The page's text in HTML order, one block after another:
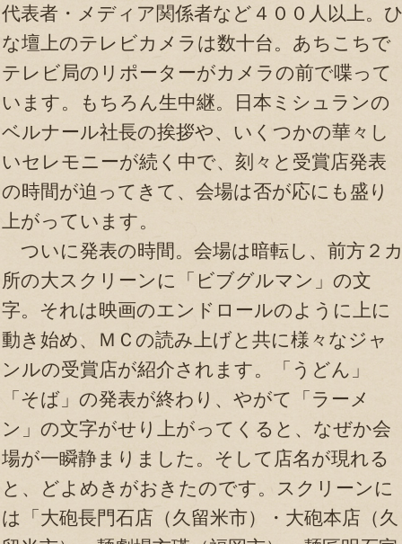
代表者・メディア関係者など４００人以上。
な壇上のテレビカメラは数十台。あちこちで
テレビ局のリポーターがカメラの前で喋って
います。もちろん生中継。日本ミシュランの
ベルナール社長の挨拶や、いくつかの華々し
いセレモニーが続く中で、刻々と受賞店発表
の時間が迫ってきて、会場は否が応にも盛り
上がっています。
ついに発表の時間。会場は暗転し、前方２
所の大スクリーンに「ビブグルマン」の文
字。それは映画のエンドロールのように上に
動き始め、ＭＣの読み上げと共に様々なジャ
ンルの受賞店が紹介されます。「うどん」
「そば」の発表が終わり、やがて「ラーメ
ン」の文字がせり上がってくると、なぜか会
場が一瞬静まりました。そして店名が現れる
と、どよめきがおきたのです。スクリーンに
は「大砲長門石店（久留米市）・大砲本店（久